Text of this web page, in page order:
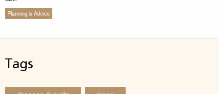
Planning & Advice
Tags